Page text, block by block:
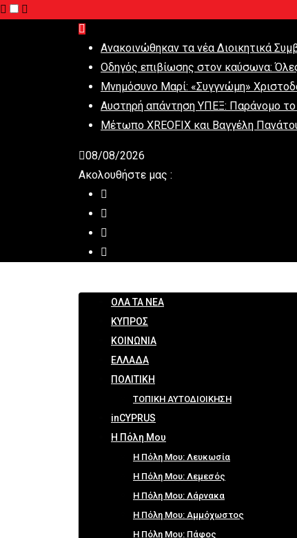
Ανακοινώθηκαν τα νέα Διοικητικά
Οδηγός επιβίωσης στον καύσωνα: Όλες
Μνημόσυνο Μαρί: «Συγγνώμη»
Αυστηρή απάντηση ΥΠΕΞ: Παράνομο το
Μέτωπο XREOFIX και Βαγγέλη
08/08/2026
Ακολουθήστε μας :
ΟΛΑ ΤΑ ΝΕΑ
ΚΥΠΡΟΣ
ΚΟΙΝΩΝΙΑ
ΕΛΛΑΔΑ
ΠΟΛΙΤΙΚΗ
ΤΟΠΙΚΗ ΑΥΤΟΔΙΟΙΚΗΣΗ
inCYPRUS
Η Πόλη Μου
Η Πόλη Μου: Λευκωσία
Η Πόλη Μου: Λεμεσός
Η Πόλη Μου: Λάρνακα
Η Πόλη Μου: Αμμόχωστος
Η Πόλη Μου: Πάφος